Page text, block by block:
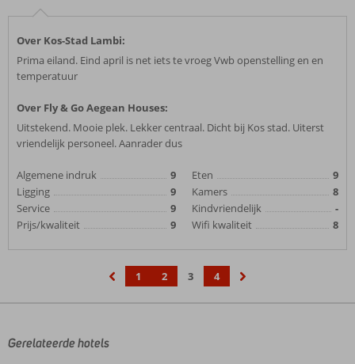
Over Kos-Stad Lambi:
Prima eiland. Eind april is net iets te vroeg Vwb openstelling en en
temperatuur
Over Fly & Go Aegean Houses:
Uitstekend. Mooie plek. Lekker centraal. Dicht bij Kos stad. Uiterst
vriendelijk personeel. Aanrader dus
Algemene indruk
9
Ligging
9
Service
9
Prijs/kwaliteit
9
Eten
9
Kamers
8
Kindvriendelijk
-
Wifi kwaliteit
8
1 2 3
4
Gerelateerde hotels